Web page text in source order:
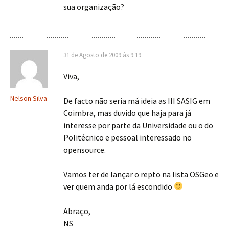
sua organização?
Nelson Silva
31 de Agosto de 2009 às 9:19
Viva,
De facto não seria má ideia as III SASIG em
Coimbra, mas duvido que haja para já
interesse por parte da Universidade ou o do
Politécnico e pessoal interessado no
opensource.
Vamos ter de lançar o repto na lista OSGeo e
ver quem anda por lá escondido
Abraço,
NS